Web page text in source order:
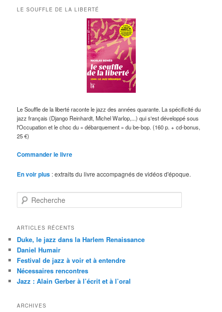
LE SOUFFLE DE LA LIBERTÉ
Le Souffle de la liberté raconte le jazz des années quarante. La spécificité du
jazz français (Django Reinhardt, Michel Warlop,...) qui s'est développé sous
l'Occupation et le choc du « débarquement » du be-bop. (160 p. + cd-bonus,
25 €)
Commander le livre
En voir plus : extraits du livre accompagnés de vidéos d'époque.
e
h
r
c
h
e
ARTICLES RÉCENTS
Duke, le jazz dans la Harlem Renaissance
Daniel Humair
Festival de jazz à voir et à entendre
Nécessaires rencontres
Jazz : Alain Gerber à l’écrit et à l’oral
ARCHIVES